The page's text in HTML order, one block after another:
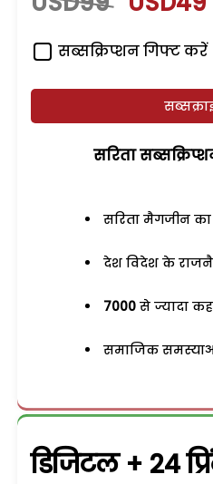
सब्सक्रिप्शन गिफ्ट करें
सरिता
सरिता मैगजीन
देश विदेश के
7000 से ज्यादा
समाजिक
डिजिटल + 24